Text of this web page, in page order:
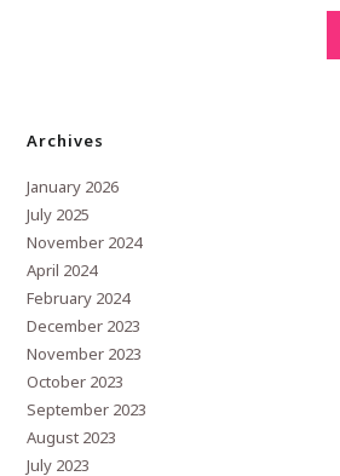
Archives
January 2026
July 2025
November 2024
April 2024
February 2024
December 2023
November 2023
October 2023
September 2023
August 2023
July 2023